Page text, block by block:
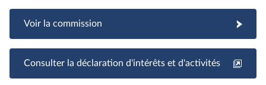
Voir la commission
Consulter la déclaration d'intérêts et d'activités